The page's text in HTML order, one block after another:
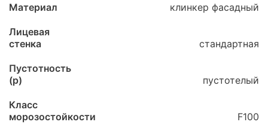
Материал клинкер фасадный
Лицевая
стенка
стандартная
Пустотность
(p)
пустотелый
Класс
морозостойкости
F100